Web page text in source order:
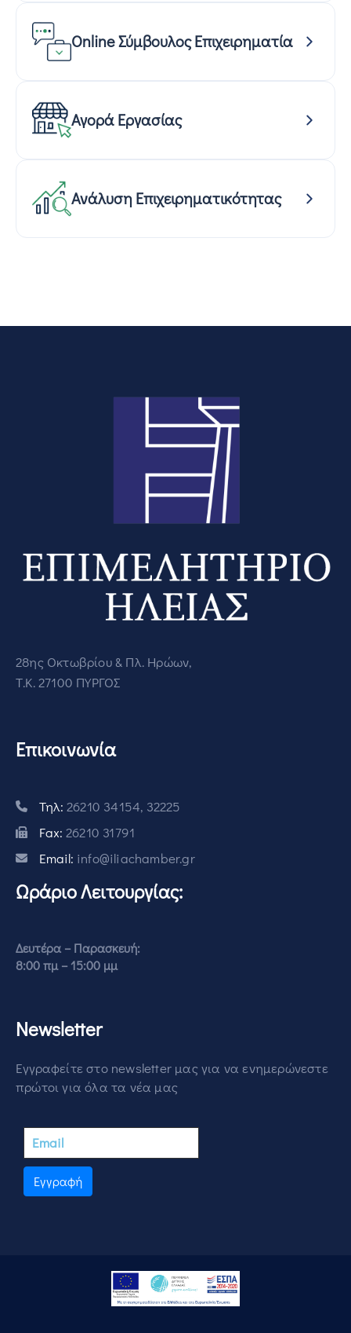
Online Σύμβουλος Επιχειρηματία
Αγορά Εργασίας
Ανάλυση Επιχειρηματικότητας
28ης Οκτωβρίου & Πλ. Ηρώων,
Τ.Κ. 27100 ΠΥΡΓΟΣ
Επικοινωνία
Τηλ: 26210 34154, 32225
Fax: 26210 31791
Email: info@iliachamber.gr
Ωράριο Λειτουργίας:
Δευτέρα – Παρασκευή:
8:00 πμ – 15:00 μμ
Newsletter
Εγγραφείτε στο newsletter μας για να ενημερώνεστε
πρώτοι για όλα τα νέα μας
Εγγραφή